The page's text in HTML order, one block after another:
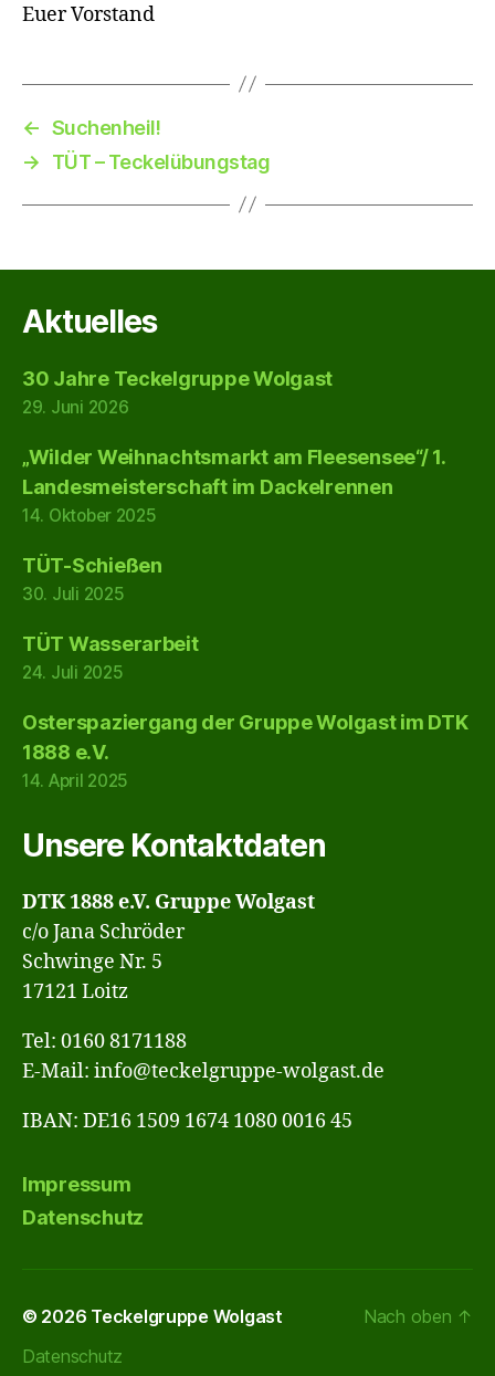
Euer Vorstand
← Suchenheil!
→
TÜT – Teckelübungstag
Aktuelles
30 Jahre Teckelgruppe Wolgast
29. Juni 2026
„Wilder Weihnachtsmarkt am Fleesensee“/ 1.
Landesmeisterschaft im Dackelrennen
14. Oktober 2025
TÜT-Schießen
30. Juli 2025
TÜT Wasserarbeit
24. Juli 2025
Osterspaziergang der Gruppe Wolgast im DTK
1888 e.V.
14. April 2025
Unsere Kontaktdaten
DTK 1888 e.V. Gruppe Wolgast
c/o Jana Schröder
Schwinge Nr. 5
17121 Loitz
Tel: 0160 8171188
E-Mail: info@teckelgruppe-wolgast.de
IBAN: DE16 1509 1674 1080 0016 45
Impressum
Datenschutz
© 2026 Teckelgruppe Wolgast
Datenschutz
Nach oben ↑